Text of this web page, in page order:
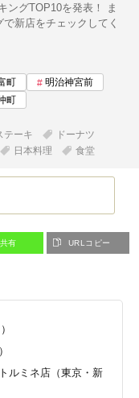
ングTOP10を発表！ ま
新店をチェックしてく
町
明治神宮前
町
テーキ
ドーナツ
日本料理 食堂
有 URLコピー
ルミネ店（東京・新